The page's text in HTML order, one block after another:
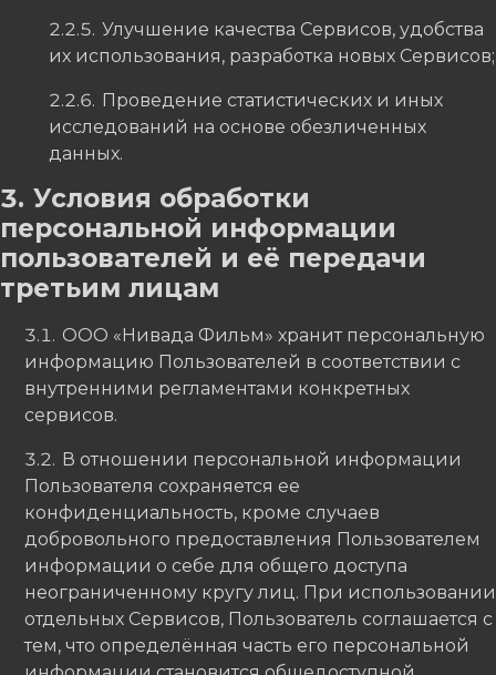
Улучшение качества Сервисов, удобства
их использования, разработка новых Сервисов;
Проведение статистических и иных
исследований на основе обезличенных
данных.
Условия обработки
персональной информации
пользователей и её передачи
третьим лицам
ООО «Нивада Фильм» хранит персональную
информацию Пользователей в соответствии с
внутренними регламентами конкретных
сервисов.
В отношении персональной информации
Пользователя сохраняется ее
конфиденциальность, кроме случаев
добровольного предоставления Пользователем
информации о себе для общего доступа
неограниченному кругу лиц. При использовании
отдельных Сервисов, Пользователь соглашается с
тем, что определённая часть его персональной